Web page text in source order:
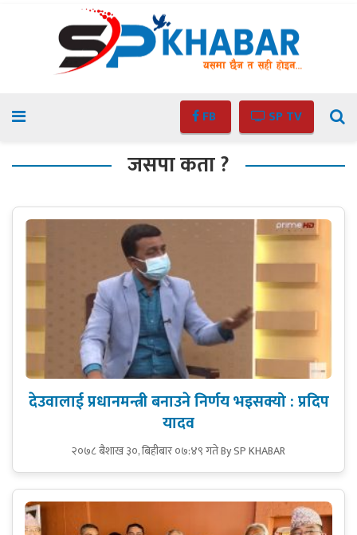
FB SP TV
जसपा कता ?
देउवालाई प्रधानमन्त्री बनाउने निर्णय भइसक्यो : प्रदिप
यादव
२०७८ बैशाख ३०, बिहीबार ०७:४९ गतेBy SP KHABAR